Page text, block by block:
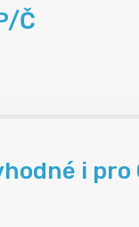
Č
i pro